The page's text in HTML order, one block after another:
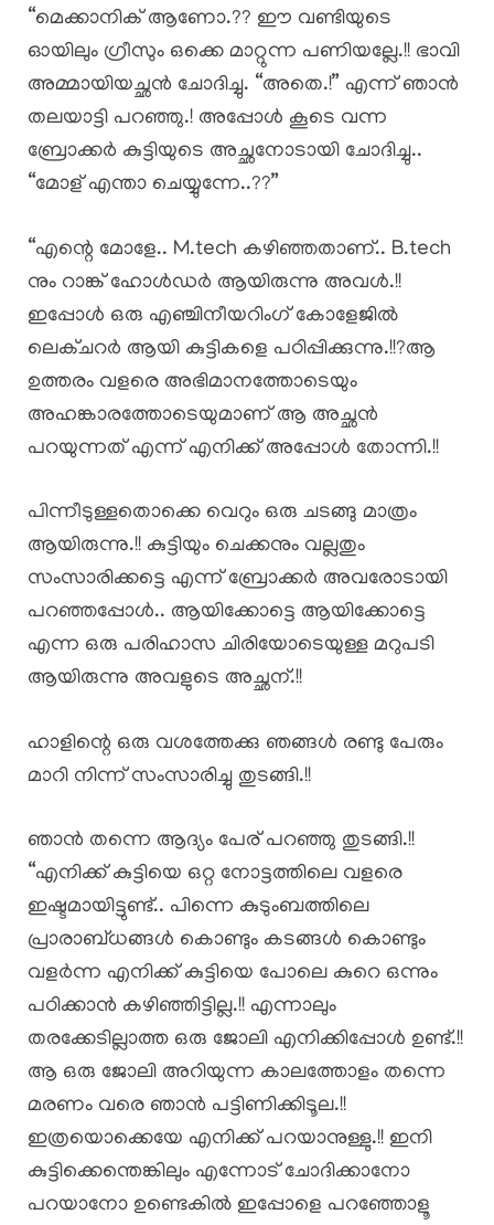
“മെക്കാനിക് ആണോ.?? ഈ വണ്ടിയുടെ
ഓയിലും ഗ്രീസും ഒക്കെ മാറ്റുന്ന പണിയല്ലേ.!! ഭാവി
അമ്മായിയച്ഛൻ ചോദിച്ചു. “അതെ.!” എന്ന് ഞാൻ
തലയാട്ടി പറഞ്ഞു.! അപ്പോൾ കൂടെ വന്ന
ബ്രോക്കർ കുട്ടിയുടെ അച്ഛനോടായി ചോദിച്ചു..
“മോള് എന്താ ചെയ്യുന്നേ..??”
“എന്റെ മോളേ.. M.tech കഴിഞ്ഞതാണ്.. B.tech
നും റാങ്ക് ഹോൾഡർ ആയിരുന്നു അവൾ.!!
ഇപ്പോൾ ഒരു എഞ്ചിനീയറിംഗ് കോളേജിൽ
ലെക്ചറർ ആയി കുട്ടികളെ പഠിപ്പിക്കുന്നു.!!?ആ
ഉത്തരം വളരെ അഭിമാനത്തോടെയും
അഹങ്കാരത്തോടെയുമാണ് ആ അച്ഛൻ
പറയുന്നത് എന്ന് എനിക്ക് അപ്പോൾ തോന്നി.!!
പിന്നീടുള്ളതൊക്കെ വെറും ഒരു ചടങ്ങു മാത്രം
ആയിരുന്നു.!! കുട്ടിയും ചെക്കനും വല്ലതും
സംസാരിക്കട്ടെ എന്ന് ബ്രോക്കർ അവരോടായി
പറഞ്ഞപ്പോൾ.. ആയിക്കോട്ടെ ആയിക്കോട്ടെ
എന്ന ഒരു പരിഹാസ ചിരിയോടെയുള്ള മറുപടി
ആയിരുന്നു അവളുടെ അച്ഛന്.!!
ഹാളിന്റെ ഒരു വശത്തേക്കു ഞങ്ങൾ രണ്ടു പേരും
മാറി നിന്ന് സംസാരിച്ചു തുടങ്ങി.!!
ഞാൻ തന്നെ ആദ്യം പേര് പറഞ്ഞു തുടങ്ങി.!!
“എനിക്ക് കുട്ടിയെ ഒറ്റ നോട്ടത്തിലെ വളരെ
ഇഷ്ടമായിട്ടുണ്ട്.. പിന്നെ കുടുംബത്തിലെ
പ്രാരാബ്ധങ്ങൾ കൊണ്ടും കടങ്ങൾ കൊണ്ടും
വളർന്ന എനിക്ക് കുട്ടിയെ പോലെ കുറെ ഒന്നും
പഠിക്കാൻ കഴിഞ്ഞിട്ടില്ല.!! എന്നാലും
തരക്കേടില്ലാത്ത ഒരു ജോലി എനിക്കിപ്പോൾ ഉണ്ട്.!!
ആ ഒരു ജോലി അറിയുന്ന കാലത്തോളം തന്നെ
മരണം വരെ ഞാൻ പട്ടിണിക്കിടൂല.!!
ഇത്രയൊക്കെയേ എനിക്ക് പറയാനുള്ളു.!! ഇനി
കുട്ടിക്കെന്തെങ്കിലും എന്നോട് ചോദിക്കാനോ
പറയാനോ ഉണ്ടെകിൽ ഇപ്പോളെ പറഞ്ഞോളൂ